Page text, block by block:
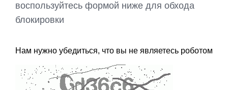
воспользуйтесь формой ниже для обхода
блокировки
Нам нужно убедиться, что вы не являетесь роботом